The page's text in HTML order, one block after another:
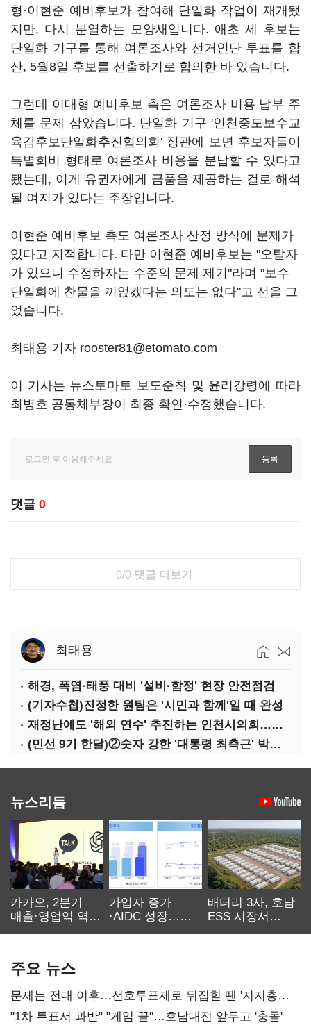
형·이현준 예비후보가 참여해 단일화 작업이 재개됐
지만, 다시 분열하는 모양새입니다. 애초 세 후보는
단일화 기구를 통해 여론조사와 선거인단 투표를 합
산, 5월8일 후보를 선출하기로 합의한 바 있습니다.
그런데 이대형 예비후보 측은 여론조사 비용 납부 주
체를 문제 삼았습니다. 단일화 기구 '인천중도보수교
육감후보단일화추진협의회' 정관에 보면 후보자들이
특별회비 형태로 여론조사 비용을 분납할 수 있다고
됐는데, 이게 유권자에게 금품을 제공하는 걸로 해석
될 여지가 있다는 주장입니다.
이현준 예비후보 측도 여론조사 산정 방식에 문제가
있다고 지적합니다. 다만 이현준 예비후보는 "오탈자
가 있으니 수정하자는 수준의 문제 제기"라며 "보수
단일화에 찬물을 끼얹겠다는 의도는 없다"고 선을 그
었습니다.
최태용 기자 rooster81@etomato.com
이 기사는 뉴스토마토 보도준칙 및 윤리강령에 따라
최병호 공동체부장이 최종 확인·수정했습니다.
댓글 0
0/0 댓글 더보기
최태용
해경, 폭염·태풍 대비 '설비·함정' 현장 안전점검
(기자수첩)진정한 원팀은 '시민과 함께'일 때 완성
재정난에도 '해외 연수' 추진하는 인천시의회…경기·부산은 중단
(민선 9기 한달)②숫자 강한 '대통령 최측근' 박찬대…시험대 오른 인천행정
뉴스리듬
카카오, 2분기
매출·영업익 역대
가입자 증가
·AIDC 성장…
배터리 3사, 호남
ESS 시장서
주요 뉴스
문제는 전대 이후…선호투표제로 뒤집힐 땐 '지지층
불복'
"1차 투표서 과반" "게임 끝"…호남대전 앞두고 '충돌'